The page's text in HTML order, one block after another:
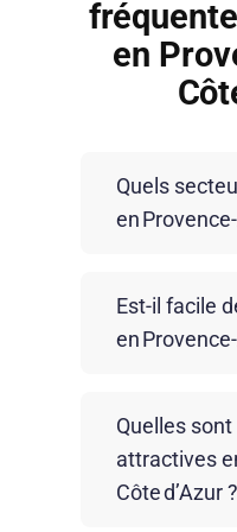
en
Quels
en
de l’emploi
l’hôtellerie-
recruteurs. Les
la santé offrent
nombreuses
Est-il facile
en
PACA propose
opportunités
débutant au
Quelles
attractives
Côte d’Azur ?